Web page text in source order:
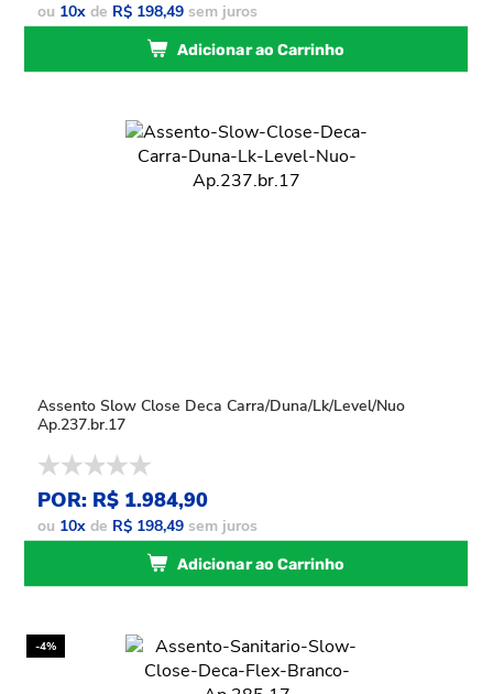
ou 10x de R$ 198,49 sem juros
Adicionar ao Carrinho
Assento Slow Close Deca Carra/Duna/Lk/Level/Nuo
Ap.237.br.17
POR: R$ 1.984,90
ou 10x de R$ 198,49 sem juros
Adicionar ao Carrinho
-4%